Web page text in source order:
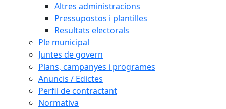
Altres administracions
Pressupostos i plantilles
Resultats electorals
Ple municipal
Juntes de govern
Plans, campanyes i programes
Anuncis / Edictes
Perfil de contractant
Normativa